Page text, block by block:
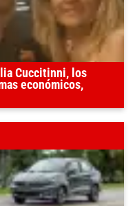
Cuccitinni, los
económicos,